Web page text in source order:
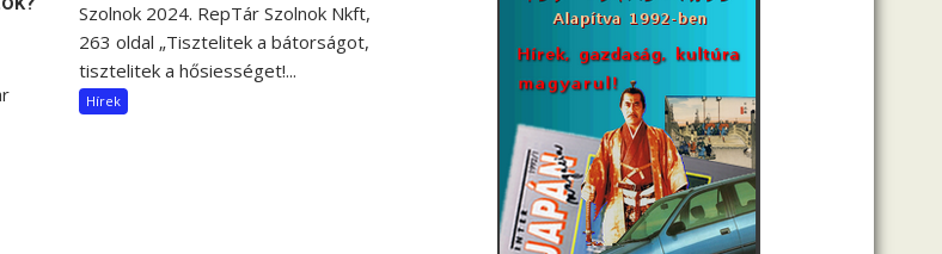
Szolnok 2024. RepTár Szolnok Nkft,
263 oldal „Tisztelitek a bátorságot,
tisztelitek a hősiességet!...
Hírek